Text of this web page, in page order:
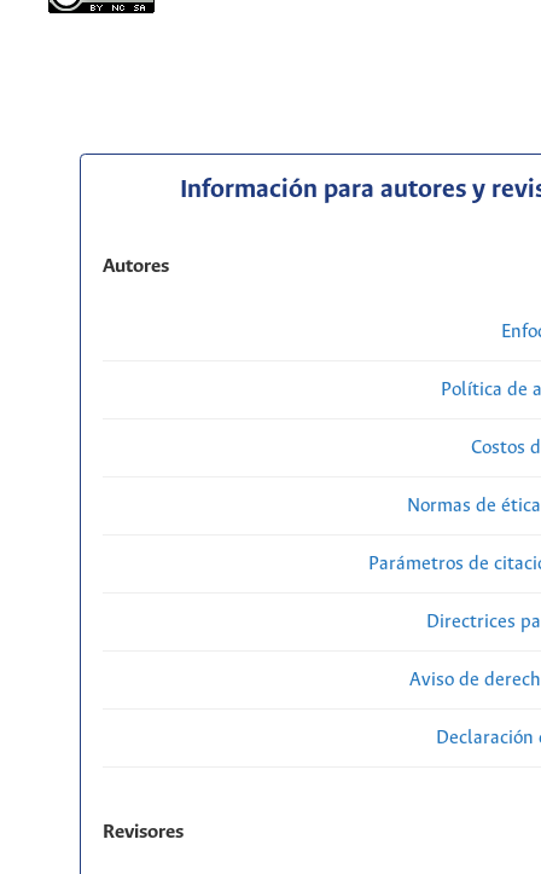
Información para autores y
Autores
Política de
Costos
Normas de
Parámetros de
Directrices
Aviso de
Revisores